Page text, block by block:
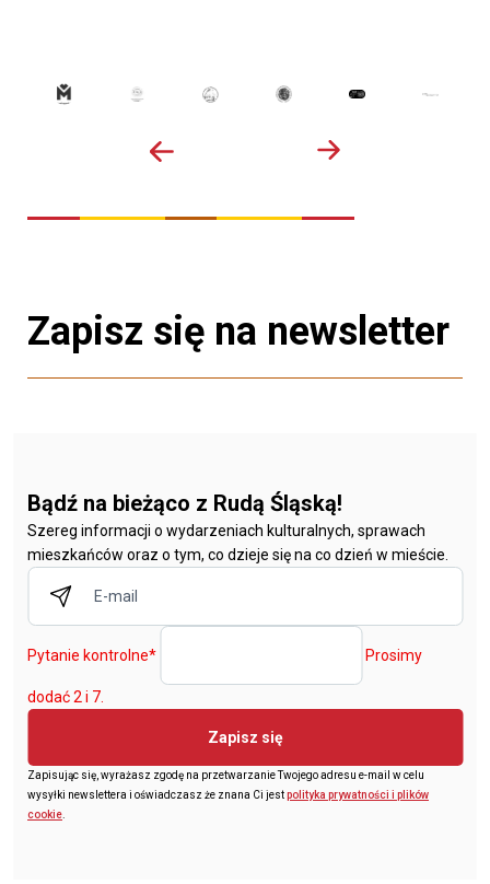
Zapisz się na newsletter
Bądź na bieżąco z Rudą Śląską!
Szereg informacji o wydarzeniach kulturalnych, sprawach
mieszkańców oraz o tym, co dzieje się na co dzień w mieście.
Pytanie kontrolne* Prosimy
dodać 2 i 7.
Zapisz się
Zapisując się, wyrażasz zgodę na przetwarzanie Twojego adresu e-mail w celu
wysyłki newslettera i oświadczasz że znana Ci jestpolityka prywatności i plików
cookie